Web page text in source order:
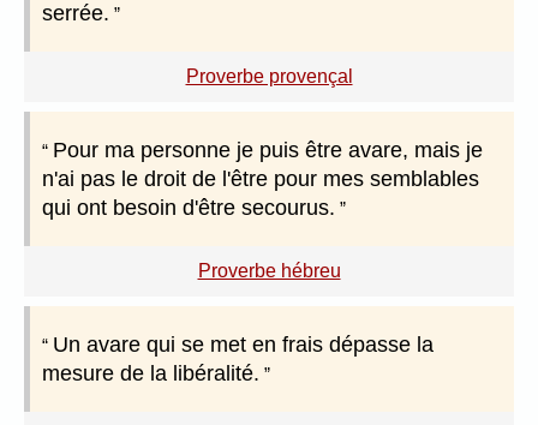
serrée.
Proverbe provençal
Pour ma personne je puis être avare, mais je
n'ai pas le droit de l'être pour mes semblables
qui ont besoin d'être secourus.
Proverbe hébreu
Un avare qui se met en frais dépasse la
mesure de la libéralité.